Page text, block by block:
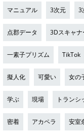
マニュアル 3次元 3
点郡データ 3Dスキャナ
一素子プリズム TikTok
擬人化 可愛い 女の
学ぶ 現場 トランシ
密着 アカペラ 安室